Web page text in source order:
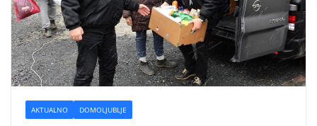
AKTUALNO DOMOLJUBLJE